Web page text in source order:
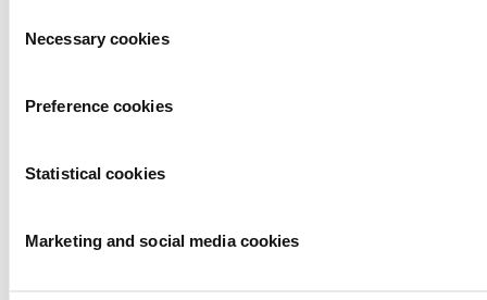
Selection
Necessary cookies
Preference cookies
Statistical cookies
Marketing and social media cookies